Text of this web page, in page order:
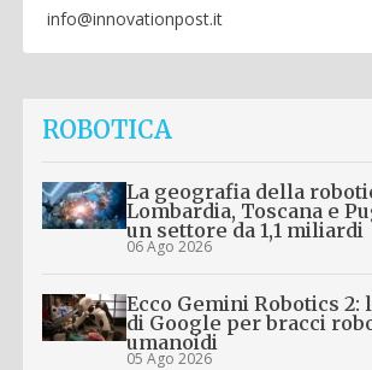
info@innovationpost.it
ROBOTICA
La geografia della
Lombardia, Toscana e
un settore da 1,1 miliardi
06 Ago 2026
Ecco Gemini Robotics 2:
di Google per bracci
umanoidi
05 Ago 2026